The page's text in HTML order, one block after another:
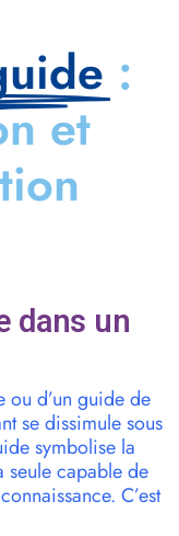
:
et
dans un
ou d’un guide de
se dissimule sous
symbolise la
seule capable de
C’est